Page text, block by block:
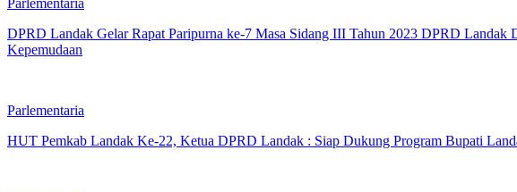
DPRD Landak Gelar Rapat Paripurna ke-7 Masa Sidang III Tahun 2023 DPRD Landak
Kepemudaan
Parlementaria
HUT Pemkab Landak Ke-22, Ketua DPRD Landak : Siap Dukung Program Bupati